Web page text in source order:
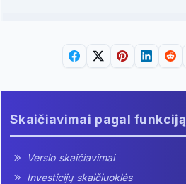
Skaičiavimai pagal funkciją
Verslo skaičiavimai
Investicijų skaičiuoklės